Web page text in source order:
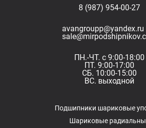
8 (987) 954-00-27
avangroupp@yandex.ru
ПН.-ЧТ. с 9:00-18:00
ПТ. 9:00-17:00
СБ. 10:00-15:00
ВС. выходной
Подшипники шариковые
Шариковые